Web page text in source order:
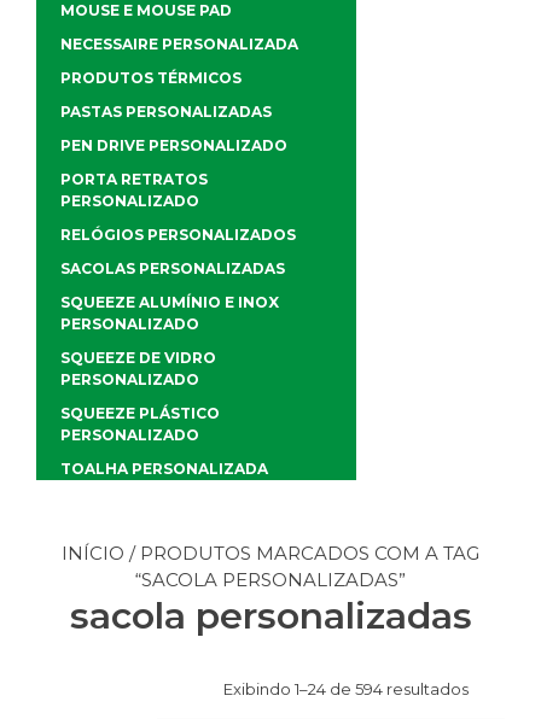
INÍCIO / PRODUTOS MARCADOS COM A TAG
“SACOLA PERSONALIZADAS”
sacola personalizadas
Exibindo 1–24 de 594 resultados
MOUSE E MOUSE PAD
NECESSAIRE PERSONALIZADA
PRODUTOS TÉRMICOS
PASTAS PERSONALIZADAS
PEN DRIVE PERSONALIZADO
PORTA RETRATOS
PERSONALIZADO
RELÓGIOS PERSONALIZADOS
SACOLAS PERSONALIZADAS
SQUEEZE ALUMÍNIO E INOX
PERSONALIZADO
SQUEEZE DE VIDRO
PERSONALIZADO
SQUEEZE PLÁSTICO
PERSONALIZADO
TOALHA PERSONALIZADA